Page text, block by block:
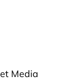
Media